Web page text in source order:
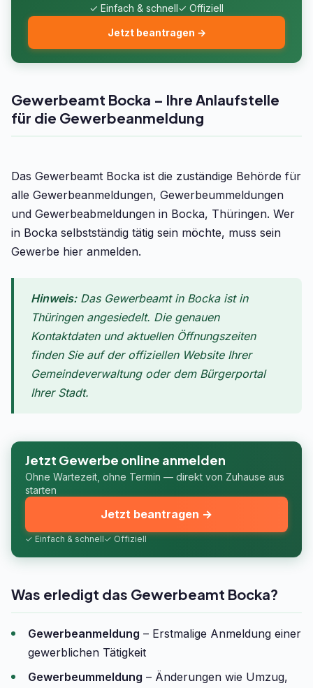
✓ Einfach & schnell✓ Offiziell
Jetzt beantragen →
Gewerbeamt Bocka – Ihre Anlaufstelle
für die Gewerbeanmeldung
Das Gewerbeamt Bocka ist die zuständige Behörde für
alle Gewerbeanmeldungen, Gewerbeummeldungen
und Gewerbeabmeldungen in Bocka, Thüringen. Wer
in Bocka selbstständig tätig sein möchte, muss sein
Gewerbe hier anmelden.
Hinweis:Das Gewerbeamt in Bocka ist in
Thüringen angesiedelt. Die genauen
Kontaktdaten und aktuellen Öffnungszeiten
finden Sie auf der offiziellen Website Ihrer
Gemeindeverwaltung oder dem Bürgerportal
Ihrer Stadt.
Jetzt Gewerbe online anmelden
Ohne Wartezeit, ohne Termin — direkt von Zuhause aus
starten
✓ Einfach & schnell✓ Offiziell
Jetzt beantragen →
Was erledigt das Gewerbeamt Bocka?
Gewerbeanmeldung – Erstmalige Anmeldung einer
gewerblichen Tätigkeit
Gewerbeummeldung – Änderungen wie Umzug,